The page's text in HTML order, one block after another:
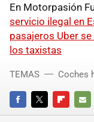
En Motorpasión
servicio ilegal en
pasajeros Uber
los taxistas
FACEBOOKTWITTERFLIPBOARD
E-
TEMAS Coches